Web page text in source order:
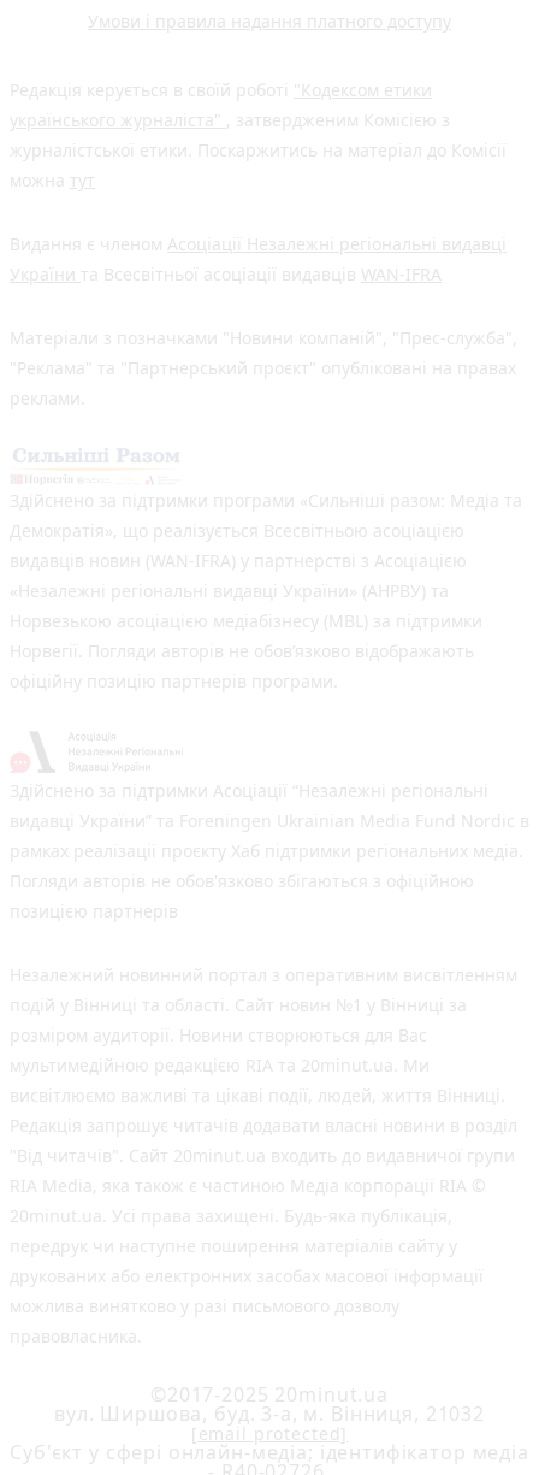
Умови і правила надання платного доступу
Редакція керується в своїй роботі "Кодексом етики
українського журналіста" , затвердженим Комісією з
журналістської етики. Поскаржитись на матеріал до Комісії
можна тут
Видання є членом Асоціації Незалежні регіональні видавці
України та Всесвітньої асоціації видавців WAN-IFRA
Матеріали з позначками "Новини компаній", "Прес-служба",
"Реклама" та "Партнерський проєкт" опубліковані на правах
реклами.
Здійснено за підтримки програми «Сильніші разом: Медіа та
Демократія», що реалізується Всесвітньою асоціацією
видавців новин (WAN-IFRA) у партнерстві з Асоціацією
«Незалежні регіональні видавці України» (АНРВУ) та
Норвезькою асоціацією медіабізнесу (MBL) за підтримки
Норвегії. Погляди авторів не обов’язково відображають
офіційну позицію партнерів програми.
Здійснено за підтримки Асоціації “Незалежні регіональні
видавці України” та Foreningen Ukrainian Media Fund Nordic в
рамках реалізації проєкту Хаб підтримки регіональних медіа.
Погляди авторів не обов'язково збігаються з офіційною
позицією партнерів
Незалежний новинний портал з оперативним висвітленням
подій у Вінниці та області. Сайт новин №1 у Вінниці за
розміром аудиторії. Новини створюються для Вас
мультимедійною редакцією RIA та 20minut.ua. Ми
висвітлюємо важливі та цікаві події, людей, життя Вінниці.
Редакція запрошує читачів додавати власні новини в розділ
"Від читачів". Сайт 20minut.ua входить до видавничої групи
RIA Media, яка також є частиною Медіа корпорації RIA ©
20minut.ua. Усі права захищені. Будь-яка публiкацiя,
передрук чи наступне поширення матеріалів сайту у
друкованих або електронних засобах масової інформації
можлива винятково у разі письмового дозволу
правовласника.
©2017-2025 20minut.ua
вул. Ширшова, буд. 3-а, м. Вінниця, 21032
[email protected]
Cуб'єкт у сфері онлайн-медіа; ідентифікатор медіа